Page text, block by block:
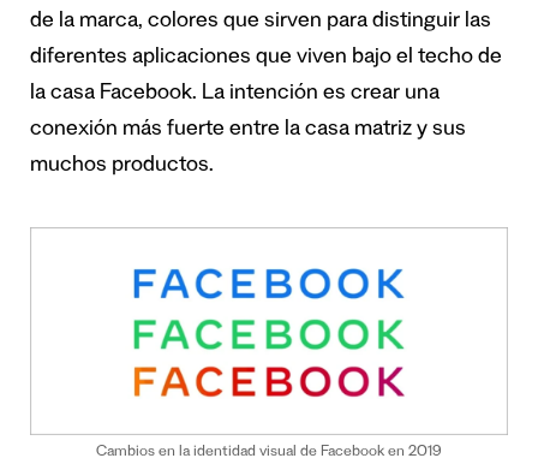
de la marca, colores que sirven para distinguir las
diferentes aplicaciones que viven bajo el techo de
la casa Facebook. La intención es crear una
conexión más fuerte entre la casa matriz y sus
muchos productos.
Cambios en la identidad visual de Facebook en 2019